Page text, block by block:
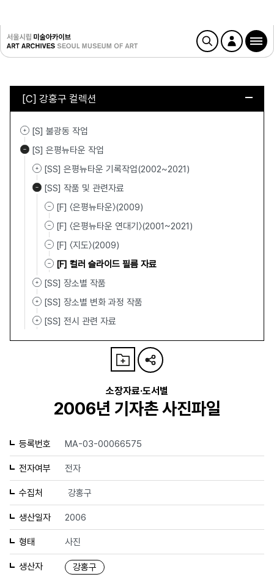
[C] 강홍구 컬렉션
[S] 불광동 작업
[S] 은평뉴타운 작업
[SS] 은평뉴타운 기록작업(2002~2021)
[SS] 작품 및 관련자료
[F] 〈은평뉴타운〉(2009)
[F] 〈은평뉴타운 연대기〉(2001~2021)
[F] 〈지도〉(2009)
[F] 컬러 슬라이드 필름 자료
[SS] 장소별 작품
[SS] 장소별 변화 과정 작품
[SS] 전시 관련 자료
소장자료·도서별
2006년 기자촌 사진파일
등록번호 MA-03-00066575
전자여부 전자
수집처 강홍구
생산일자 2006
형태 사진
생산자 강홍구